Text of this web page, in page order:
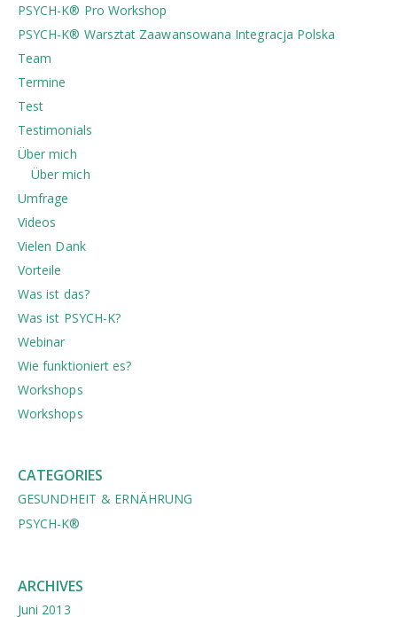
PSYCH-K® Pro Workshop
PSYCH-K®️ Warsztat Zaawansowana Integracja Polska
Team
Termine
Test
Testimonials
Über mich
Über mich
Umfrage
Videos
Vielen Dank
Vorteile
Was ist das?
Was ist PSYCH-K?
Webinar
Wie funktioniert es?
Workshops
Workshops
CATEGORIES
GESUNDHEIT & ERNÄHRUNG
PSYCH-K®
ARCHIVES
Juni 2013